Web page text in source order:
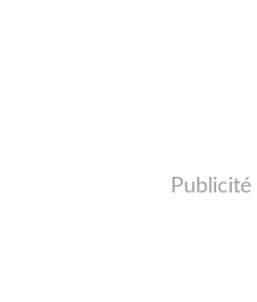
Publicité